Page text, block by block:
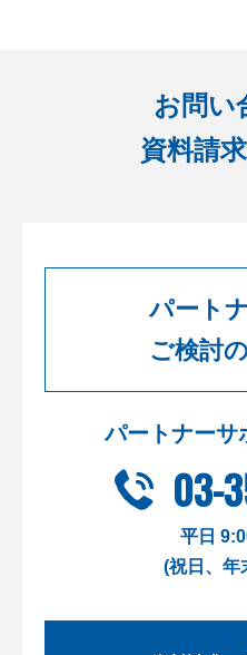
お問い
資料請
パート
ご検討
パートナーサ
03-
平日
(祝日、年